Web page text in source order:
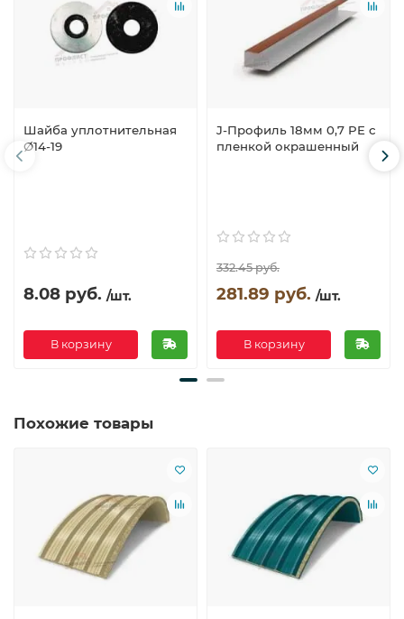
Шайба уплотнительная
Ø14-19
8.08 руб. /шт.
В корзину
J-Профиль 18мм 0,7 PE с
пленкой окрашенный
332.45 руб.
281.89 руб. /шт.
В корзину
Похожие товары